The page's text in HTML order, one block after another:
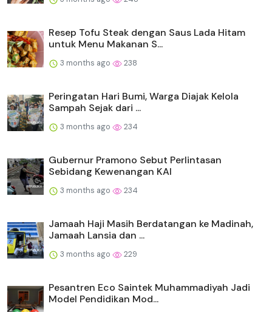
Resep Tofu Steak dengan Saus Lada Hitam
untuk Menu Makanan S...
3 months ago 238
Peringatan Hari Bumi, Warga Diajak Kelola
Sampah Sejak dari ...
3 months ago 234
Gubernur Pramono Sebut Perlintasan
Sebidang Kewenangan KAI
3 months ago 234
Jamaah Haji Masih Berdatangan ke Madinah,
Jamaah Lansia dan ...
3 months ago 229
Pesantren Eco Saintek Muhammadiyah Jadi
Model Pendidikan Mod...